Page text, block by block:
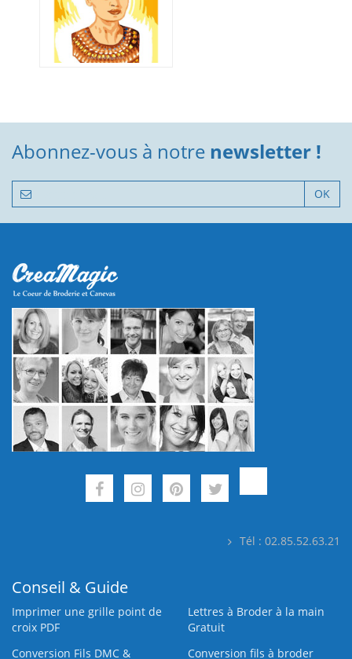
Abonnez-vous à notre newsletter !
OK
Tél : 02.85.52.63.21
Conseil & Guide
Imprimer une grille point de
croix PDF
Lettres à Broder à la main
Gratuit
Conversion Fils DMC &
Conversion fils à broder